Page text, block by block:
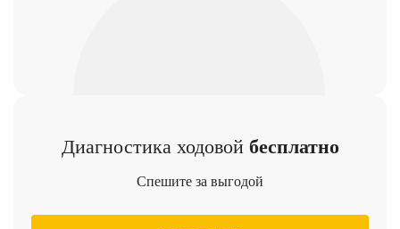
Диагностика ходовой бесплатно
Спешите за выгодой